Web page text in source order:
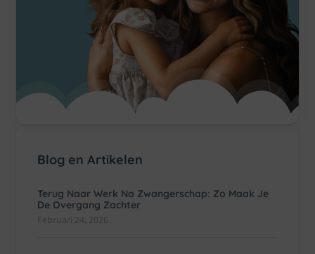
Blog en Artikelen
Terug Naar Werk Na Zwangerschap: Zo Maak Je
De Overgang Zachter
Februari 24, 2026